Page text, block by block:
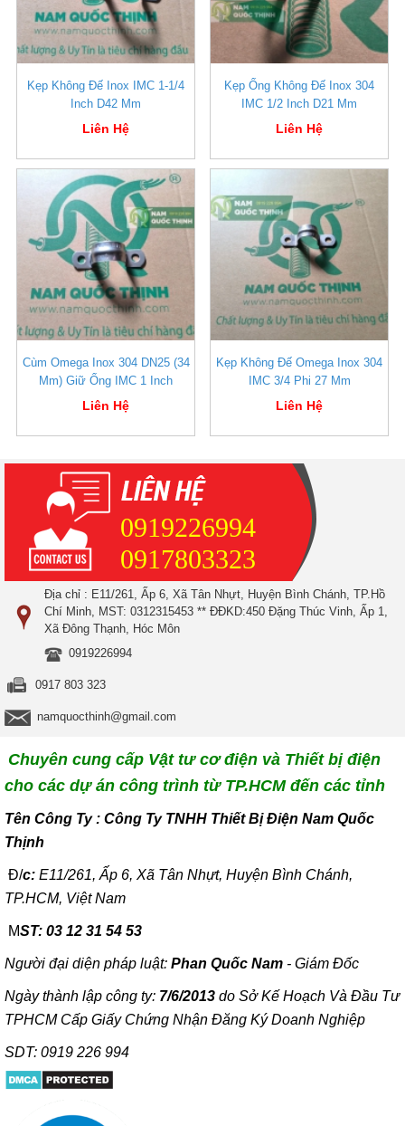
Kẹp Không Đế Inox IMC 1-1/4
Inch D42 Mm
Liên Hệ
Kẹp Ống Không Đế Inox 304
IMC 1/2 Inch D21 Mm
Liên Hệ
Cùm Omega Inox 304 DN25 (34
Mm) Giữ Ống IMC 1 Inch
Liên Hệ
Kẹp Không Đế Omega Inox 304
IMC 3/4 Phi 27 Mm
Liên Hệ
0919226994
0917803323
Địa chỉ : E11/261, Ấp 6, Xã Tân Nhựt, Huyện Bình Chánh, TP.Hồ
Chí Minh, MST: 0312315453 ** ĐĐKD:450 Đặng Thúc Vinh, Ấp 1,
Xã Đông Thạnh, Hóc Môn
0919226994
0917 803 323
namquocthinh@gmail.com
Chuyên cung cấp Vật tư cơ điện và Thiết bị điện
cho các dự án công trình từ TP.HCM đến các tỉnh
Tên Công Ty : Công Ty TNHH Thiết Bị Điện Nam Quốc
Thịnh
Đ/c: E11/261, Ấp 6, Xã Tân Nhựt, Huyện Bình Chánh,
TP.HCM, Việt Nam
MST: 03 12 31 54 53
Người đại diện pháp luật: Phan Quốc Nam - Giám Đốc
Ngày thành lập công ty: 7/6/2013 do Sở Kế Hoạch Và Đầu Tư
TPHCM Cấp Giấy Chứng Nhận Đăng Ký Doanh Nghiệp
SDT: 0919 226 994